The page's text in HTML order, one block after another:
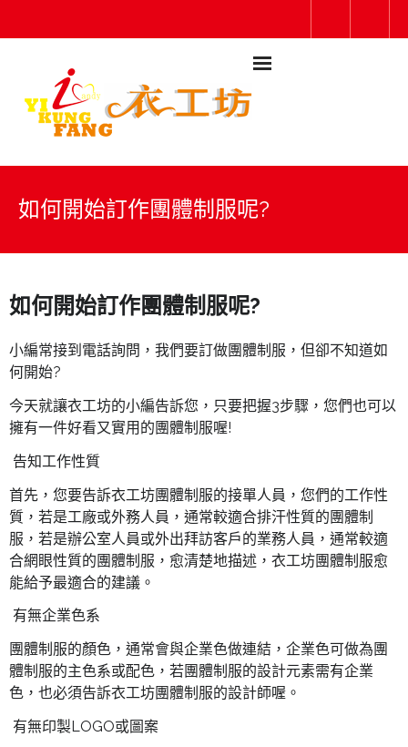
如何開始訂作團體制服呢?
如何開始訂作團體制服呢?
小編常接到電話詢問，我們要訂做團體制服，但卻不知道如
何開始?
今天就讓衣工坊的小編告訴您，只要把握3步驟，您們也可以
擁有一件好看又實用的團體制服喔!
告知工作性質
首先，您要告訴衣工坊團體制服的接單人員，您們的工作性
質，若是工廠或外務人員，通常較適合排汗性質的團體制
服，若是辦公室人員或外出拜訪客戶的業務人員，通常較適
合網眼性質的團體制服，愈清楚地描述，衣工坊團體制服愈
能給予最適合的建議。
有無企業色系
團體制服的顏色，通常會與企業色做連結，企業色可做為團
體制服的主色系或配色，若團體制服的設計元素需有企業
色，也必須告訴衣工坊團體制服的設計師喔。
有無印製LOGO或圖案